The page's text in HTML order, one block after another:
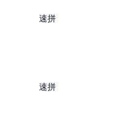
速拼
速拼